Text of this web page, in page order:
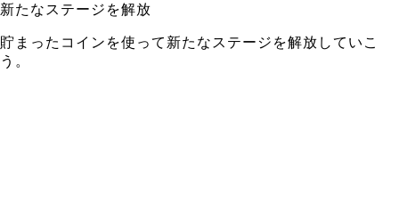
新たなステージを解放
貯まったコインを使って新たなステージを解放していこ
う。